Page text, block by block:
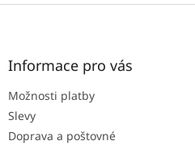
Z
Informace pro vás
Možnosti platby
Slevy
Doprava a poštovné